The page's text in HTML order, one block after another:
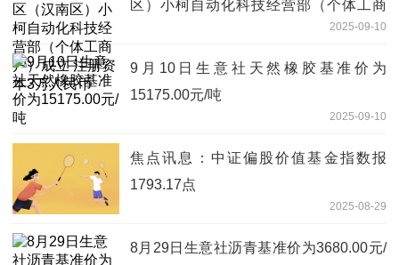
区）小柯自动化科技经营部（个体工商
2025-09-10
9月10日生意社天然橡胶基准价为
15175.00元/吨
2025-09-10
焦点讯息：中证偏股价值基金指数报
1793.17点
2025-08-29
8月29日生意社沥青基准价为3680.00元/